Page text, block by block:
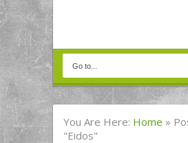
You Are Here: Home »
"eidos"